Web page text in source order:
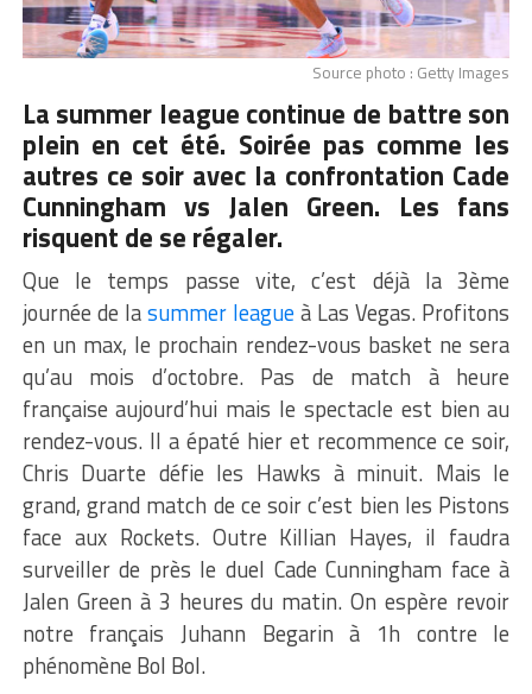
Source photo : Getty Images
La summer league continue de battre son
plein en cet été. Soirée pas comme les
autres ce soir avec la confrontation Cade
Cunningham vs Jalen Green. Les fans
risquent de se régaler.
Que le temps passe vite, c’est déjà la 3ème
journée de lasummer leagueà Las Vegas. Profitons
en un max, le prochain rendez-vous basket ne sera
qu’au mois d’octobre. Pas de match à heure
française aujourd’hui mais le spectacle est bien au
rendez-vous. Il a épaté hier et recommence ce soir,
Chris Duarte défie les Hawks à minuit. Mais le
grand, grand match de ce soir c’est bien les Pistons
face aux Rockets. Outre Killian Hayes, il faudra
surveiller de près le duel Cade Cunningham face à
Jalen Green à 3 heures du matin. On espère revoir
notre français Juhann Begarin à 1h contre le
phénomène Bol Bol.